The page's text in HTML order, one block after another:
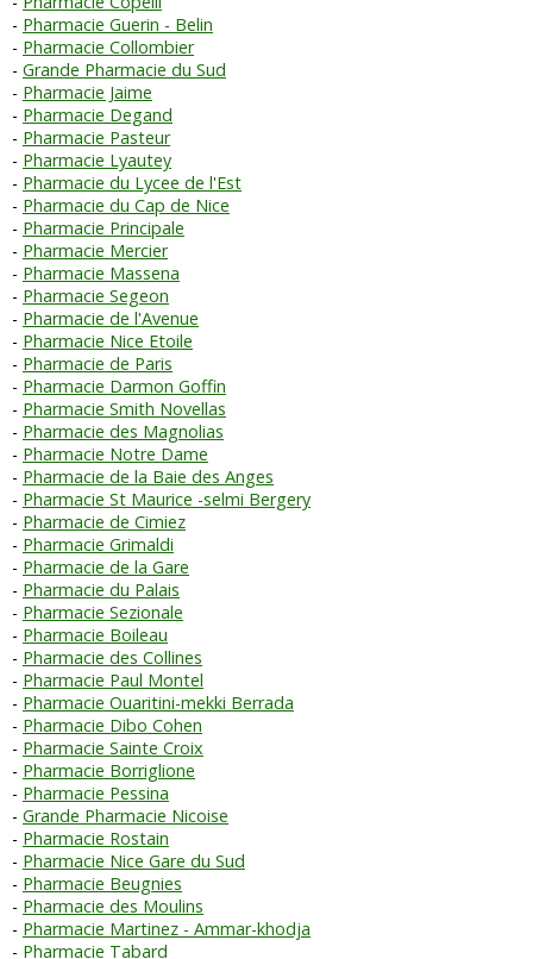
Pharmacie Guerin - Belin
Pharmacie Collombier
Grande Pharmacie du Sud
Pharmacie Jaime
Pharmacie Degand
Pharmacie Pasteur
Pharmacie Lyautey
Pharmacie du Lycee de l'Est
Pharmacie du Cap de Nice
Pharmacie Principale
Pharmacie Mercier
Pharmacie Massena
Pharmacie Segeon
Pharmacie de l'Avenue
Pharmacie Nice Etoile
Pharmacie de Paris
Pharmacie Darmon Goffin
Pharmacie Smith Novellas
Pharmacie des Magnolias
Pharmacie Notre Dame
Pharmacie de la Baie des Anges
Pharmacie St Maurice -selmi Bergery
Pharmacie de Cimiez
Pharmacie Grimaldi
Pharmacie de la Gare
Pharmacie du Palais
Pharmacie Sezionale
Pharmacie Boileau
Pharmacie des Collines
Pharmacie Paul Montel
Pharmacie Ouaritini-mekki Berrada
Pharmacie Dibo Cohen
Pharmacie Sainte Croix
Pharmacie Borriglione
Pharmacie Pessina
Grande Pharmacie Nicoise
Pharmacie Rostain
Pharmacie Nice Gare du Sud
Pharmacie Beugnies
Pharmacie des Moulins
Pharmacie Martinez - Ammar-khodja
Pharmacie Tabard